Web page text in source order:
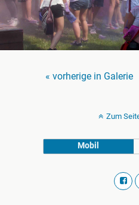
« vorherige in Galerie
Zum
Mobil